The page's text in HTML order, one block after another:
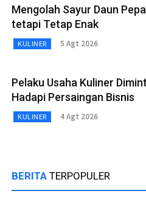
Mengolah Sayur Daun
tetapi Tetap Enak
KULINER 5 Agt 2026
Pelaku Usaha Kuliner
Hadapi Persaingan Bisnis
KULINER 4 Agt 2026
BERITA TERPOPULER